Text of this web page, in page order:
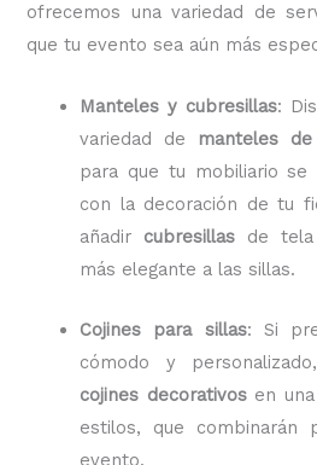
ofrecemos una variedad de
que tu evento sea aún más
Manteles y cubresillas:
variedad de manteles
para que tu mobiliario
con la decoración de tu
añadir cubresillas de
más elegante a las sillas.
Cojines para sillas: Si
cómodo y
cojines decorativosen una
estilos, que combinarán
evento.